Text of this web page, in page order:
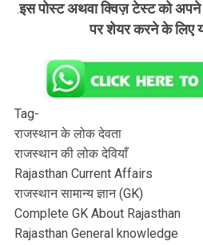
.इस पोस्ट अथवा क्विज़ टेस्ट को
पर शेयर करने के लिए
Tag-
राजस्थान के लोक देवता
राजस्थान की लोक देवियाँ
Rajasthan Current Affairs
राजस्थान सामान्य ज्ञान (GK)
Complete GK About Rajasthan
Rajasthan General knowledge